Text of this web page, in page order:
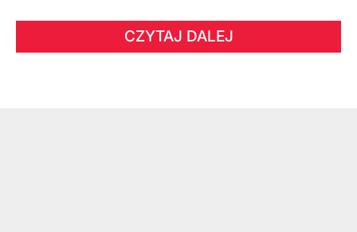
CZYTAJ DALEJ